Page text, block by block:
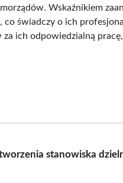
Wskaźnikiem
świadczy o ich
ich odpowiedzialną
stanowiska